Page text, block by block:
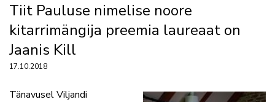
Tiit Pauluse nimelise noore
kitarrimängija preemia laureaat on
Jaanis Kill
17.10.2018
Tänavusel Viljandi